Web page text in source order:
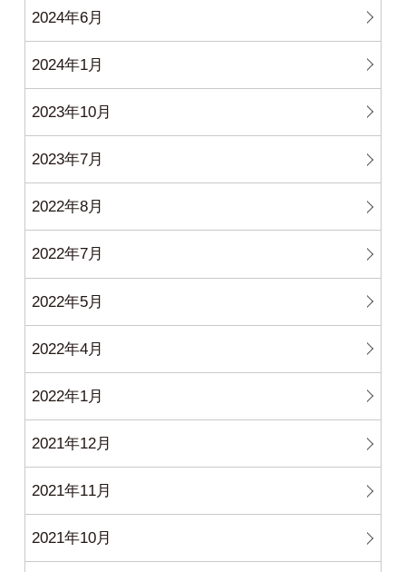
2024年6月
2024年1月
2023年10月
2023年7月
2022年8月
2022年7月
2022年5月
2022年4月
2022年1月
2021年12月
2021年11月
2021年10月